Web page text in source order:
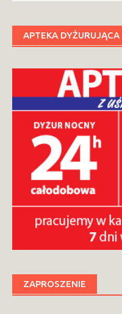
APTEKA DYŻURUJĄCA
ZAPROSZENIE